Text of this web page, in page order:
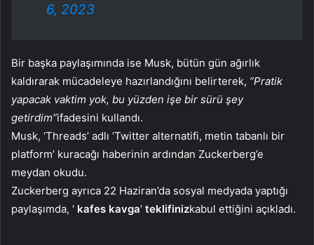
6, 2023
Bir başka paylaşımında ise Musk, bütün gün ağırlık
kaldırarak mücadeleye hazırlandığını belirterek, “Pratik
yapacak vaktim yok, bu yüzden işe bir sürü şey
getirdim”ifadesini kullandı.
Musk, ‘Threads’ adlı ‘Twitter alternatifi, metin tabanlı bir
platform’ kuracağı haberinin ardından Zuckerberg’e
meydan okudu.
Zuckerberg ayrıca 22 Haziran’da sosyal medyada yaptığı
paylaşımda, ‘ kafes kavga‘ teklifinizkabul ettiğini açıkladı.